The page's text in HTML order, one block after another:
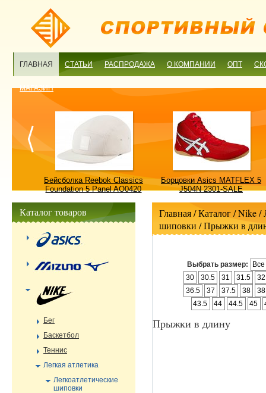
ГЛАВНАЯ СТАТЬИ РАСПРОДАЖА О КОМПАНИИ ОПТ
МАГАЗИН
Бейсболка Reebok Classics
Foundation 5 Panel AO0420
Борцовки Asics MATFLEX 5
J504N 2301-SALE
Главная/ Каталог /Nike/
шиповки /Прыжки в
Выбрать размер:
30
30.5 31 31.5
32
36.5
37 37.5 38
43.5
44 44.5 45
Прыжки в длину
Каталог товаров
Бег
Баскетбол
Теннис
Легкая атлетика
Легкоатлетические
шиповки